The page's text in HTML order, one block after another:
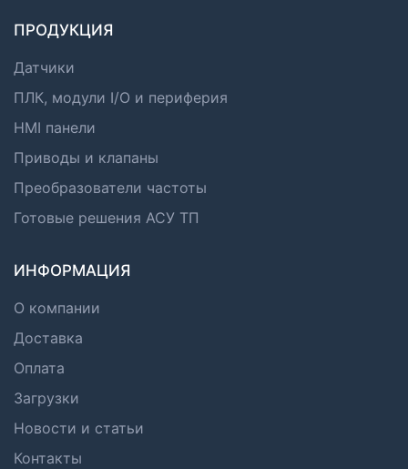
ПРОДУКЦИЯ
Датчики
ПЛК, модули I/O и периферия
HMI панели
Приводы и клапаны
Преобразователи частоты
Готовые решения АСУ ТП
ИНФОРМАЦИЯ
О компании
Доставка
Оплата
Загрузки
Новости и статьи
Контакты